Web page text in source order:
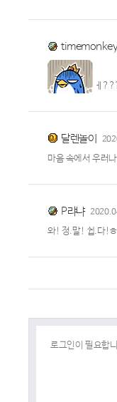
ㅔ
달렌놀이
마음 속에서 우러
P랴냐
와! 정.말! 쉽.다!